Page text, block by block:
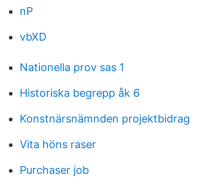
nP
vbXD
Nationella prov sas 1
Historiska begrepp åk 6
Konstnärsnämnden projektbidrag
Vita höns raser
Purchaser job